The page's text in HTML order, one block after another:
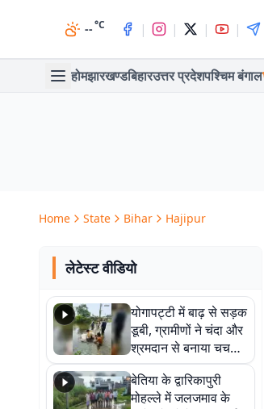
--°C | | | |
होमझारखण्डबिहारउत्तर प्रदेशपश्चिम बंगाल
Home State Bihar Hajipur
लेटेस्ट वीडियो
योगापट्टी में बाढ़ से सड़क
डूबी, ग्रामीणों ने चंदा और
श्रमदान से बनाया चचरी
पुल
बेतिया के द्वारिकापुरी
मोहल्ले में जलजमाव के